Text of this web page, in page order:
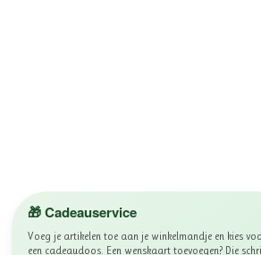
🎁 Cadeauservice
Voeg je artikelen toe aan je winkelmandje en kies
een cadeaudoos. Een wenskaart toevoegen? Die